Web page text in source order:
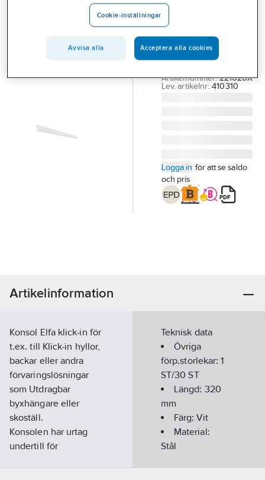
klick in
KONSOL ELFA VS 32
320MM 410310 FÖR
TRÅDHYLLA ELFA
Artikelnummer: 221620X
Lev. artikelnr: 410310
Logga in för att se saldo
och pris
Artikelinformation
Konsol Elfa klick-in för
t.ex. till Klick-in hyllor,
backar eller andra
förvaringslösningar
som Utdragbar
byxhängare eller
skoställ.
Konsolen har urtag
undertill för
Teknisk data
Övriga
förp.storlekar:1
ST/30 ST
Längd: 320
mm
Färg:Vit
Material:
Stål
Cookie-inställningar
Avvisa alla Acceptera alla cookies